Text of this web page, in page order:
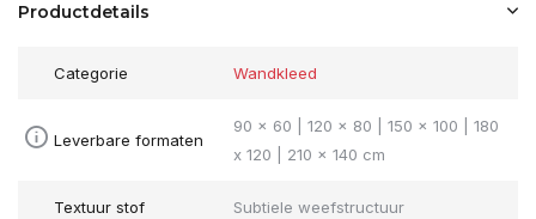
Productdetails
Categorie Wandkleed
Leverbare formaten
90 x 60 | 120 x 80 | 150 x 100 | 180
x 120 | 210 x 140 cm
Textuur stof Subtiele weefstructuur